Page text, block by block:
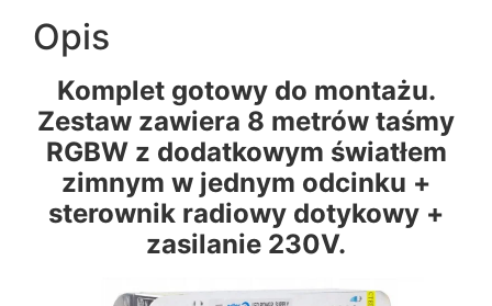
Opis
Komplet gotowy do montażu.
Zestaw zawiera 8 metrów taśmy
RGBW z dodatkowym światłem
zimnym w jednym odcinku +
sterownik radiowy dotykowy +
zasilanie 230V.